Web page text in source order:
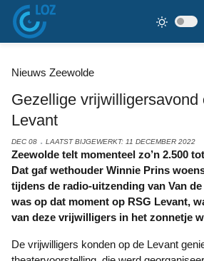
Nieuws Zeewolde
Gezellige vrijwilligersavond
Levant
DEC 08 LAATST BIJGEWERKT: 11 DECEMBER 2022
Zeewolde telt momenteel zo’n 2.500 tot 3.000 vrijwilligers.
Dat gaf wethouder Winnie Prins
tijdens de radio-uitzending van Van
was op dat moment op RSG Levant,
van deze vrijwilligers in het zonnetje
De vrijwilligers konden op de Levant genieten van een speciale